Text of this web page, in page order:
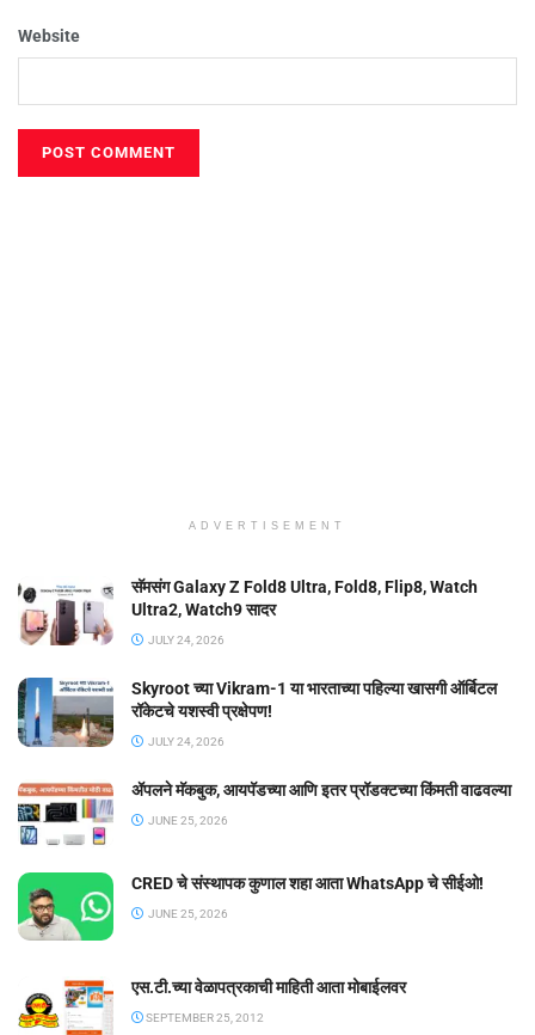
Website
ADVERTISEMENT
सॅमसंग Galaxy Z Fold8 Ultra, Fold8, Flip8, Watch
Ultra2, Watch9 सादर
JULY 24, 2026
Skyroot च्या Vikram-1 या भारताच्या पहिल्या खासगी ऑर्बिटल
रॉकेटचे यशस्वी प्रक्षेपण!
JULY 24, 2026
ॲपलने मॅकबुक, आयपॅडच्या आणि इतर प्रॉडक्टच्या किंमती वाढवल्या
JUNE 25, 2026
CRED चे संस्थापक कुणाल शहा आता WhatsApp चे सीईओ!
JUNE 25, 2026
एस.टी.च्या वेळापत्रकाची माहिती आता मोबाईलवर
SEPTEMBER 25, 2012